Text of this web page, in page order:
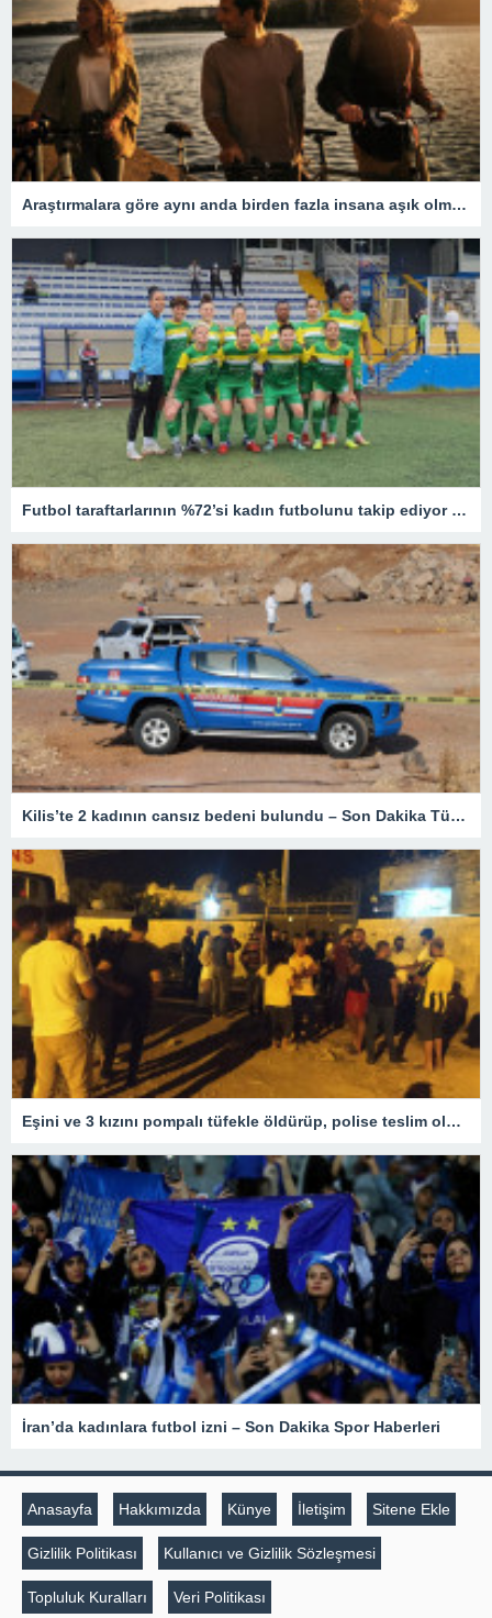
Araştırmalara göre aynı anda birden fazla insana aşık olmak mümkün
Futbol taraftarlarının %72’si kadın futbolunu takip ediyor – Son Dakika Spor Haberleri
Kilis’te 2 kadının cansız bedeni bulundu – Son Dakika Türkiye Haberleri
Eşini ve 3 kızını pompalı tüfekle öldürüp, polise teslim oldu – Son Dakika Türkiye Haberleri
İran’da kadınlara futbol izni – Son Dakika Spor Haberleri
Anasayfa Hakkımızda Künye İletişim Sitene Ekle
Gizlilik Politikası Kullanıcı ve Gizlilik Sözleşmesi
Topluluk Kuralları Veri Politikası